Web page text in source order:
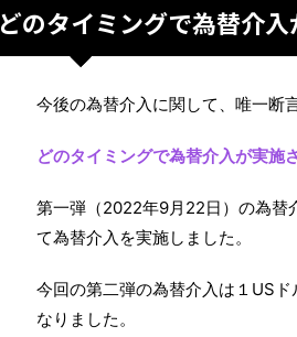
どのタイミングで為替介
今後の為替介入に関して、唯一断
どのタイミングで為替介入が実施
第一弾（2022年9月22日）の為替
て為替介入を実施しました。
今回の第二弾の為替介入は１US
なりました。